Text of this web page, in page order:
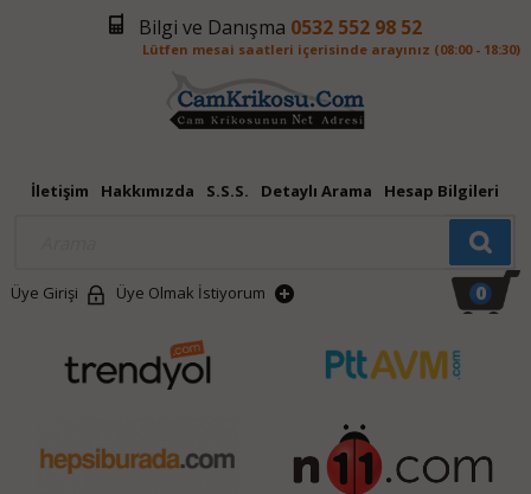
Bilgi ve Danışma 0532 552 98 52
Lütfen mesai saatleri içerisinde arayınız (08:00 - 18:30)
İletişim Hakkımızda S.S.S. Detaylı Arama Hesap Bilgileri
Üye Girişi Üye Olmak İstiyorum 0